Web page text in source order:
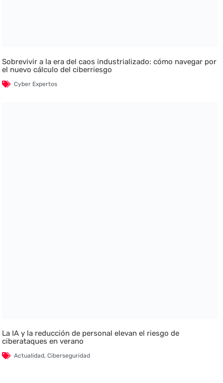
Sobrevivir a la era del caos industrializado: cómo navegar por
el nuevo cálculo del ciberriesgo
Cyber Expertos
La IA y la reducción de personal elevan el riesgo de
ciberataques en verano
Actualidad,Ciberseguridad